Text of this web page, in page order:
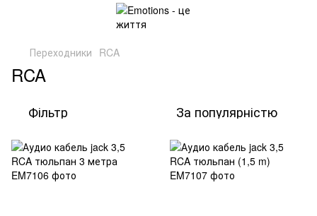
Переходники RCA
RCA
Фільтр За популярністю